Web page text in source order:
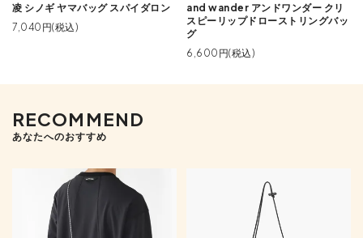
凌 シノギ ヤマバッグ スパイダロン
7,040円(税込)
and wander アンドワンダー クリ
スピーリップドローストリングバッ
グ
6,600円(税込)
RECOMMEND
あなたへのおすすめ